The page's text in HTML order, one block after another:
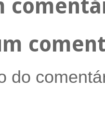
do